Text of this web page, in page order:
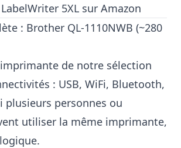
5XL sur Amazon
: Brother QL-1110NWB (~280
de notre sélection
: USB, WiFi, Bluetooth,
plusieurs personnes ou
utiliser la même imprimante,